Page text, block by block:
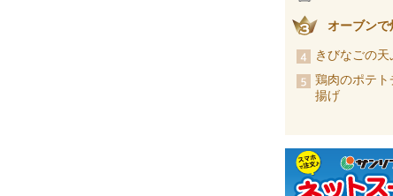
オーブンで
きびなごの天
鶏肉のポテト
揚げ